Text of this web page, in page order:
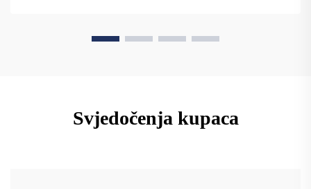
Svjedočenja kupaca